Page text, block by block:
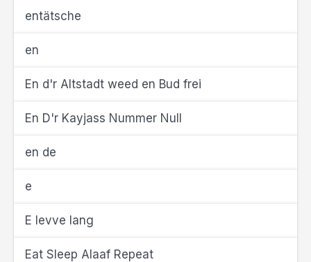
entätsche
en
En d'r Altstadt weed en Bud frei
En D'r Kayjass Nummer Null
en de
e
E levve lang
Eat Sleep Alaaf Repeat